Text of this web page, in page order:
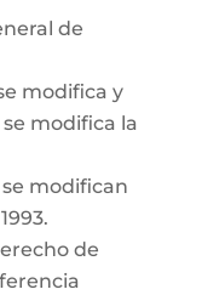
de
modifica y
se modifica la
se modifican
de